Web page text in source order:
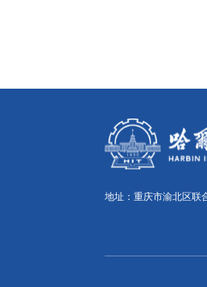
地址：重庆市渝北区联